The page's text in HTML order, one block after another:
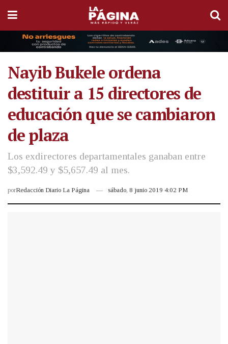
Nayib Bukele ordena
destituir a 15 directores de
educación que se cambiaron
de plaza
Los exdirectores departamentales ganaban entre
$3,592.49 y $5,657.49 al mes.
porRedacción Diario La Página sábado, 8 junio 2019 4:02 PM